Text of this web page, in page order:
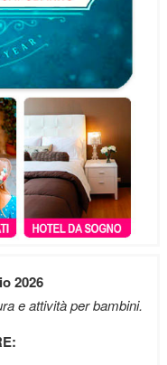
2026
e attività per bambini.